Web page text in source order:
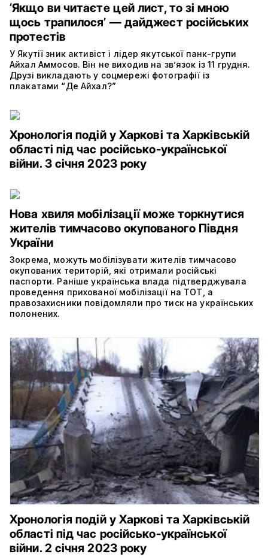
‘Якщо ви читаєте цей лист, то зі мною
щось трапилося’ — дайджест російських
протестів
У Якутії зник активіст і лідер якутської панк-групи
Айхал Аммосов. Він не виходив на зв’язок із 11 грудня.
Друзі викладають у соцмережі фотографії із
плакатами “Де Айхал?”
Хронологія подій у Харкові та Харківській
області під час російсько-української
війни. 3 січня 2023 року
Нова хвиля мобілізації може торкнутися
жителів тимчасово окупованого Півдня
України
Зокрема, можуть мобілізувати жителів тимчасово
окупованих територій, які отримали російські
паспорти. Раніше українська влада підтверджувала
проведення прихованої мобілізації на ТОТ, а
правозахисники повідомляли про тиск на українських
полонених.
Хронологія подій у Харкові та Харківській
області під час російсько-української
війни. 2 січня 2023 року